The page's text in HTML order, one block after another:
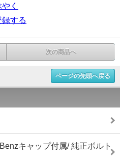
く
する
次の商品へ
ページの先頭へ戻る
キャップ付属/ 純正ボルト